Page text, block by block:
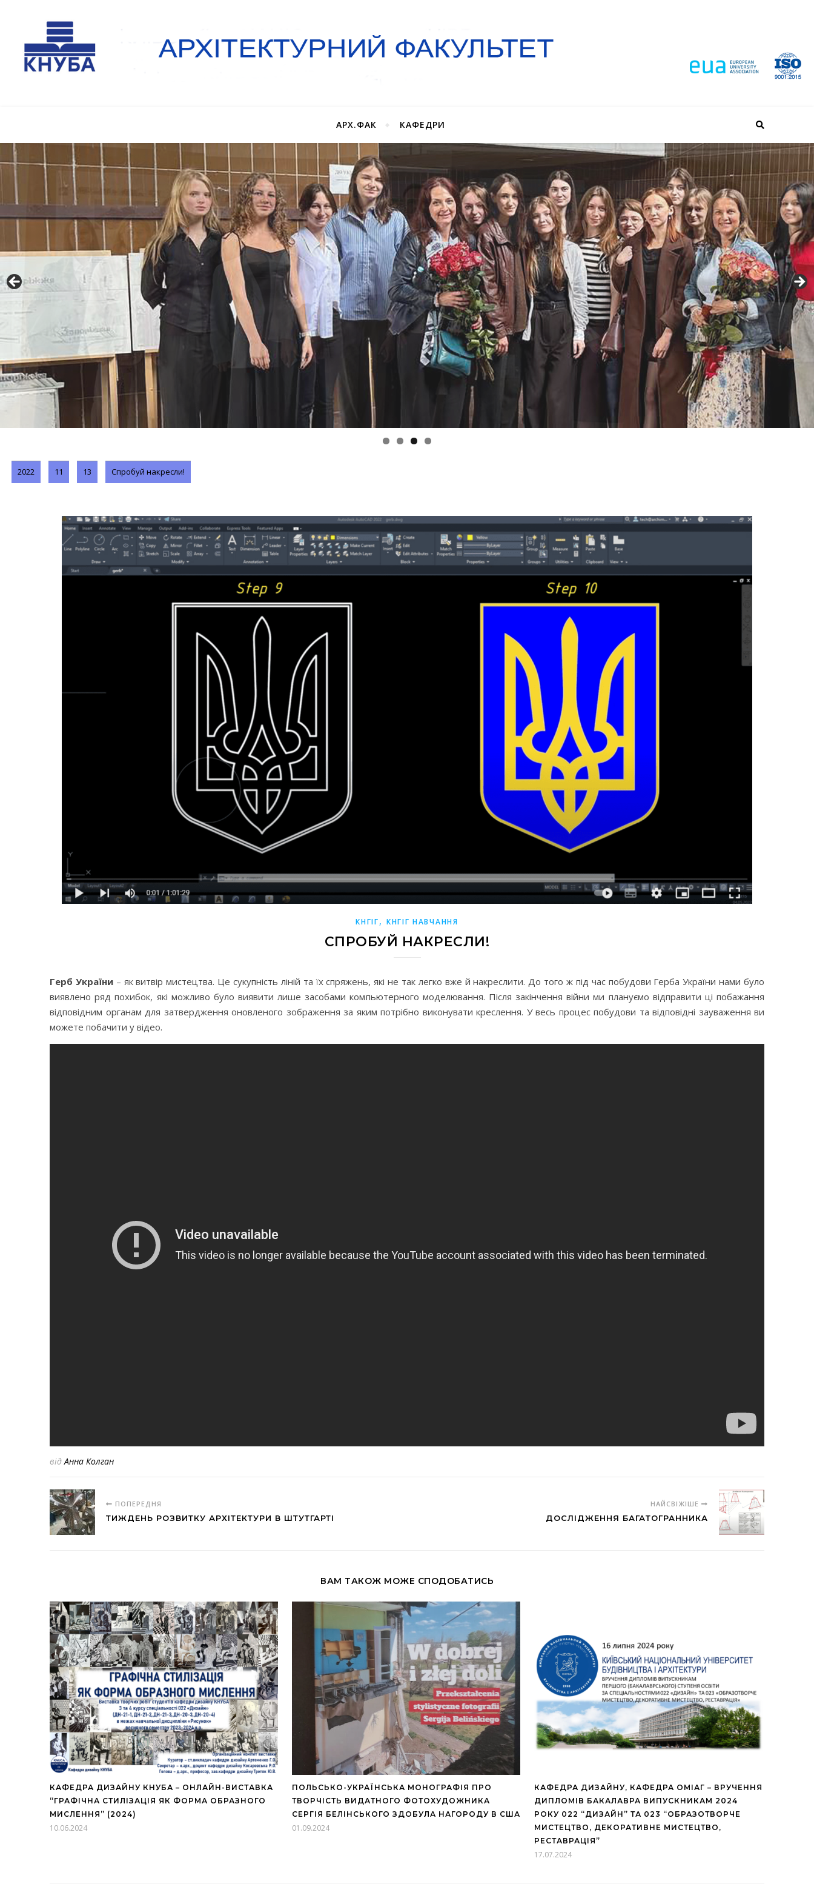
АРХ.ФАК КАФЕДРИ
2022 11 13 Спробуй накресли!
КНГІГ, КНГІГ НАВЧАННЯ
СПРОБУЙ НАКРЕСЛИ!
Герб України– як витвір мистецтва. Це сукупність ліній та їх спряжень, які не так легко вже й накреслити. До того ж під час побудови Герба України нами було
виявлено ряд похибок, які можливо було виявити лише засобами компьютерного моделювання. Після закінчення війни ми плануємо відправити ці побажання
відповідним органам для затвердження оновленого зображення за яким потрібно виконувати креслення. У весь процес побудови та відповідні зауваження ви
можете побачити у відео.
відАнна Колган
ПОПЕРЕДНЯ
ТИЖДЕНЬ РОЗВИТКУ АРХІТЕКТУРИ В ШТУТГАРТІ
НАЙСВІЖІШЕ
ДОСЛІДЖЕННЯ БАГАТОГРАННИКА
ВАМ ТАКОЖ МОЖЕ СПОДОБАТИСЬ
КАФЕДРА ДИЗАЙНУ КНУБА – ОНЛАЙН-ВИСТАВКА
“ГРАФІЧНА СТИЛІЗАЦІЯ ЯК ФОРМА ОБРАЗНОГО
МИСЛЕННЯ” (2024)
10.06.2024
ПОЛЬСЬКО-УКРАЇНСЬКА МОНОГРАФІЯ ПРО
ТВОРЧІСТЬ ВИДАТНОГО ФОТОХУДОЖНИКА
СЕРГІЯ БЕЛІНСЬКОГО ЗДОБУЛА НАГОРОДУ В США
01.09.2024
КАФЕДРА ДИЗАЙНУ, КАФЕДРА ОМІАГ – ВРУЧЕННЯ
ДИПЛОМІВ БАКАЛАВРА ВИПУСКНИКАМ 2024
РОКУ 022 “ДИЗАЙН” ТА 023 “ОБРАЗОТВОРЧЕ
МИСТЕЦТВО, ДЕКОРАТИВНЕ МИСТЕЦТВО,
РЕСТАВРАЦІЯ”
17.07.2024